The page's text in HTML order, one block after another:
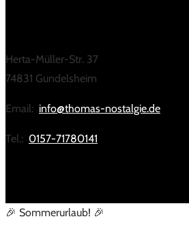
Herta-Müller-Str. 37
74831 Gundelsheim
Email: info@thomas-nostalgie.de
Tel.: 0157-71780141
🎉 Sommerurlaub! 🎉